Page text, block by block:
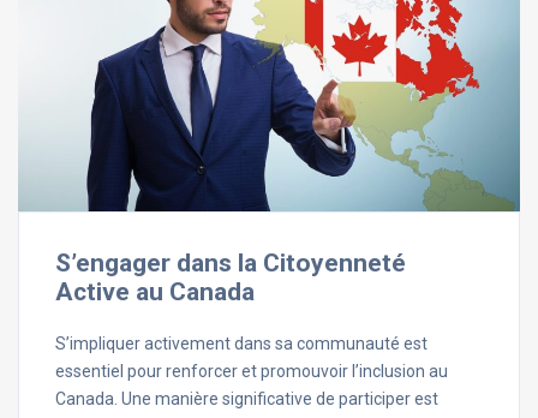
S’engager dans la Citoyenneté
Active au Canada
S’impliquer activement dans sa communauté est
essentiel pour renforcer et promouvoir l’inclusion au
Canada. Une manière significative de participer est